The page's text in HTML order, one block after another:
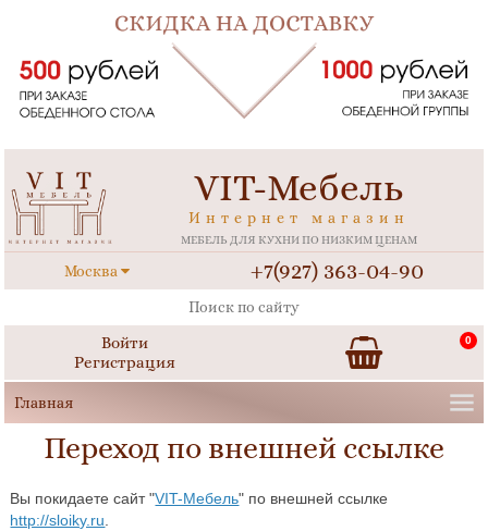
VIT-Мебель
Интернет магазин
МЕБЕЛЬ ДЛЯ КУХНИ ПО НИЗКИМ ЦЕНАМ
Москва +7(927) 363-04-90
Войти
Регистрация
0
Переход по внешней ссылке
Вы покидаете сайт "VIT-Мебель" по внешней ссылке
http://sloiky.ru